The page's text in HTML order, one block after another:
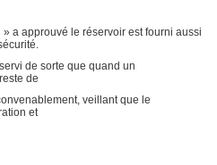
a approuvé le réservoir est fourni aussi
de sorte que quand un
de
veillant que le
et